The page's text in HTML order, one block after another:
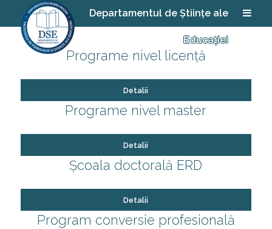
Departamentul de Științe ale
Educației
Programe nivel licență
Detalii
Programe nivel master
Detalii
Școala doctorală ERD
Detalii
Program conversie profesională